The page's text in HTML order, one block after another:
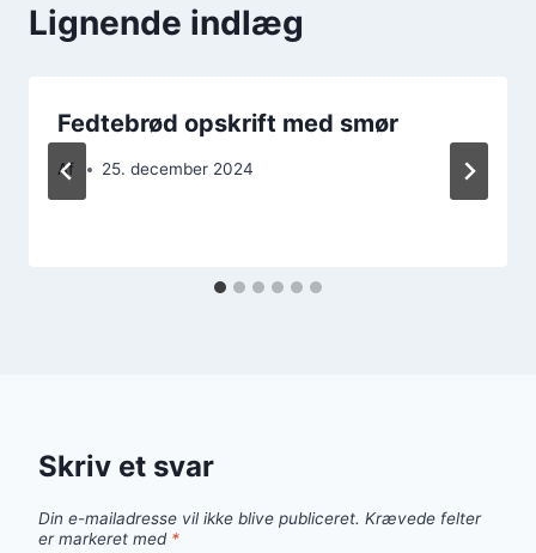
Lignende indlæg
Fedtebrød opskrift med smør
Af 25. december 2024
Skriv et svar
Din e-mailadresse vil ikke blive publiceret. Krævede felter
er markeret med *